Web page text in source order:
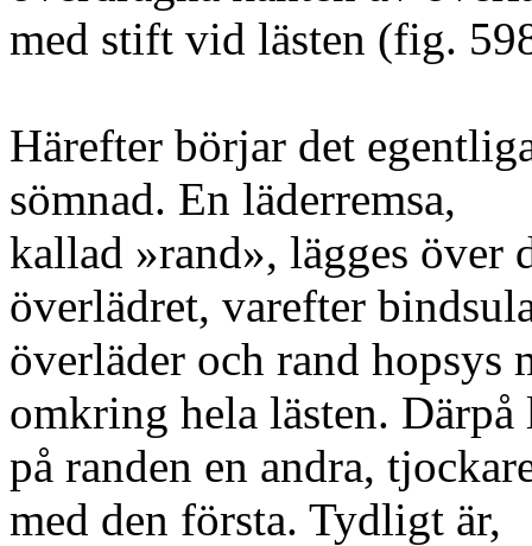
med stift vid lästen (fig.
Härefter börjar det
sömnad. En läderremsa,
kallad »rand», lägges över
överlädret, varefter
överläder och rand hopsys
omkring hela lästen. Därpå
på randen en andra,
med den första. Tydligt är,